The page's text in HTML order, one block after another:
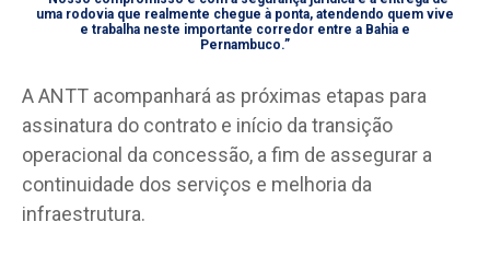
uma rodovia que realmente chegue à ponta, atendendo quem vive
e trabalha neste importante corredor entre a Bahia e
Pernambuco.”
A ANTT acompanhará as próximas etapas para
assinatura do contrato e início da transição
operacional da concessão, a fim de assegurar a
continuidade dos serviços e melhoria da
infraestrutura.